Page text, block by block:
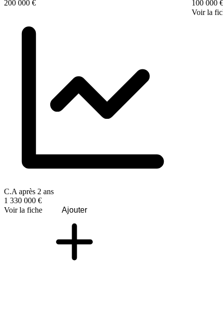
200 000 €
C.A après 2 ans
1 330 000 €
Voir la fiche
Ajouter
100 000 €
Voir la